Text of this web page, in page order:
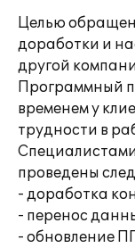
Целью
доработки и
другой
Программный
временем у
трудности в
проведены
- доработка
- перенос
- обновление